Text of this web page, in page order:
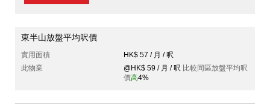
東半山放盤平均呎價
實用面積
HK$ 57 / 月 / 呎
此物業
@HK$ 59 / 月 / 呎 比較同區放盤平均呎
價高4%